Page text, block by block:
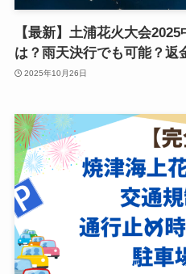
【最新】土浦花火大会
は？雨天決行でも可能？返
2025年10月26日